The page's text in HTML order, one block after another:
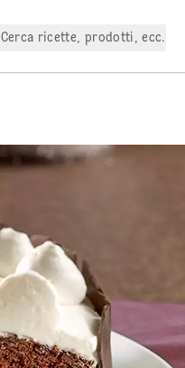
Cerca ricette, prodotti, ecc.